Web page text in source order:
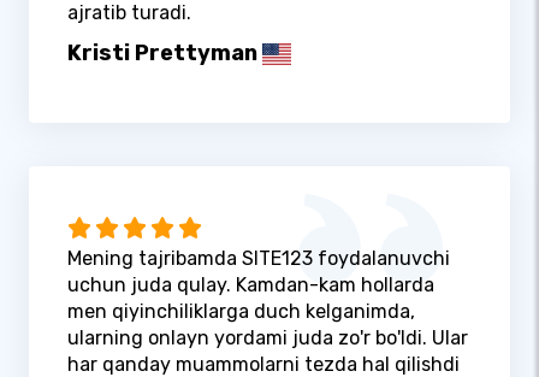
ajratib turadi.
Kristi Prettyman
Mening tajribamda SITE123 foydalanuvchi
uchun juda qulay. Kamdan-kam hollarda
men qiyinchiliklarga duch kelganimda,
ularning onlayn yordami juda zo'r bo'ldi. Ular
har qanday muammolarni tezda hal qilishdi